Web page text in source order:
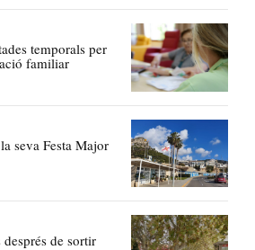
temporals per
familiar
seva Festa Major
de sortir